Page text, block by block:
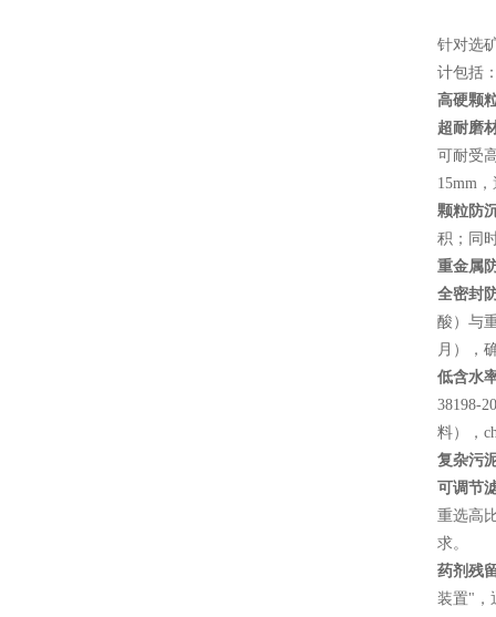
针对选
计包括
高硬颗
超耐磨
可耐受
15mm
颗粒防
积；同
重金属
全密封
酸）与
月），
低含水
38198-
料），
复杂污
可调节
重选高
求。
药剂残
装置"，